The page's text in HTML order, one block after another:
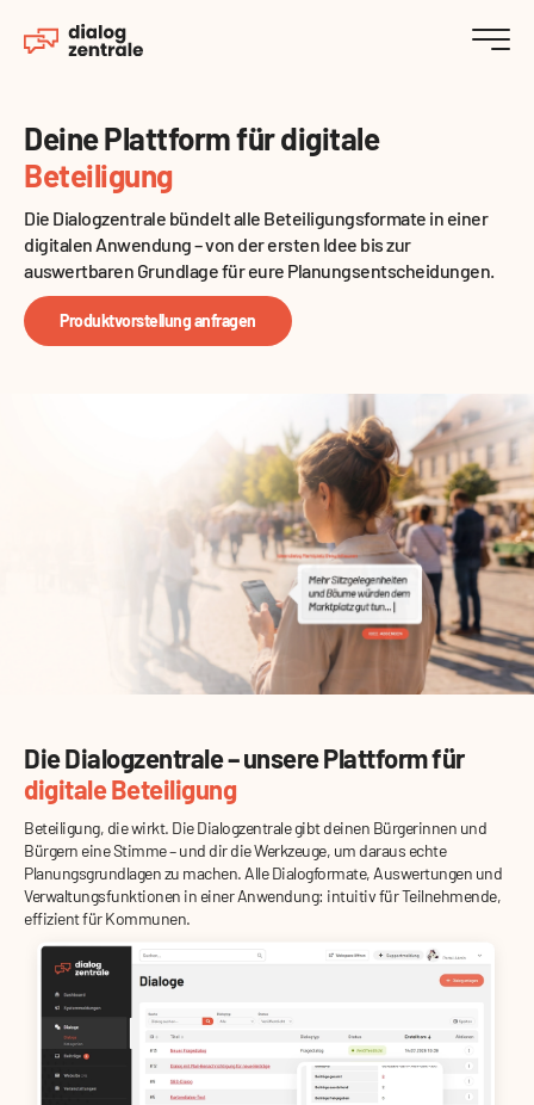
Deine Plattform für digitale
Beteiligung
Die Dialogzentrale bündelt alle Beteiligungsformate in einer
digitalen Anwendung – von der ersten Idee bis zur
auswertbaren Grundlage für eure Planungsentscheidungen.
Produktvorstellung anfragen
Die Dialogzentrale – unsere Plattform für
digitale Beteiligung
Beteiligung, die wirkt. Die Dialogzentrale gibt deinen Bürgerinnen und
Bürgern eine Stimme – und dir die Werkzeuge, um daraus echte
Planungsgrundlagen zu machen. Alle Dialogformate, Auswertungen und
Verwaltungsfunktionen in einer Anwendung: intuitiv für Teilnehmende,
effizient für Kommunen.